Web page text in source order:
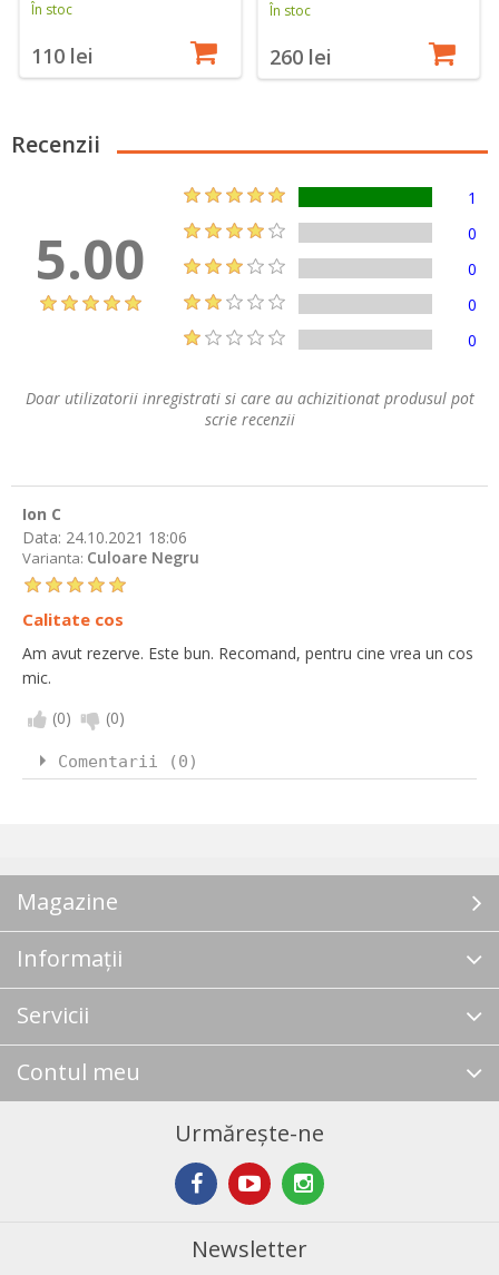
În stoc
110 lei
În stoc
260 lei
Recenzii
5.00
1
0
0
0
0
Doar utilizatorii inregistrati si care au achizitionat produsul pot
scrie recenzii
Ion C
Data: 24.10.2021 18:06
Varianta: Culoare Negru
Calitate cos
Am avut rezerve. Este bun. Recomand, pentru cine vrea un cos
mic.
(0) (0)
Comentarii (0)
Magazine
Informații
Servicii
Contul meu
Urmărește-ne
Newsletter